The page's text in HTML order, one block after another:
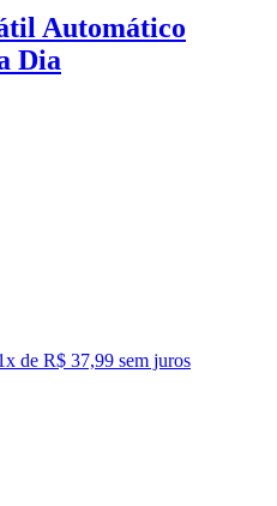
Automático
Dia
x de R$ 37,99 sem juros